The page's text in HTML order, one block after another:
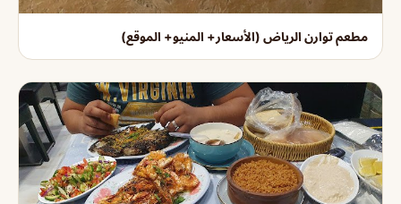
مطعم توارن الرياض (الأسعار+ المنيو+ الموقع)